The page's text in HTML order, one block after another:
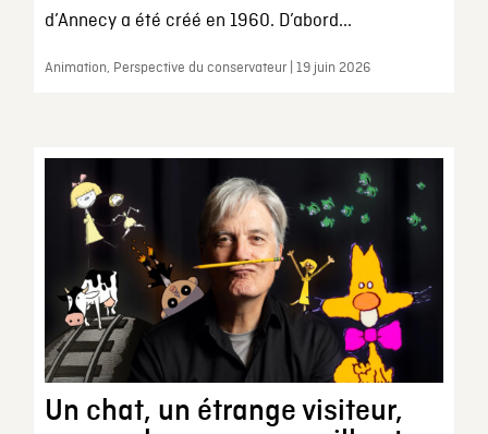
d’Annecy a été créé en 1960. D’abord...
Animation, Perspective du conservateur | 19 juin 2026
Un chat, un étrange visiteur,